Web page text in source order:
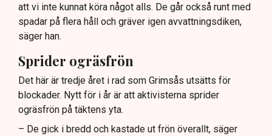
att vi inte kunnat köra något alls. De går också runt med
spadar på flera håll och gräver igen avvattningsdiken,
säger han.
Sprider ogräsfrön
Det här är tredje året i rad som Grimsås utsätts för
blockader. Nytt för i år är att aktivisterna sprider
ogräsfrön på täktens yta.
– De gick i bredd och kastade ut frön överallt, säger